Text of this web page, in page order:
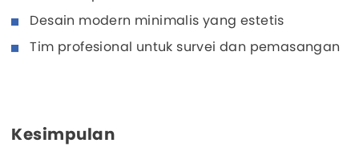
Desain modern minimalis yang estetis
Tim profesional untuk survei dan pemasangan
Kesimpulan